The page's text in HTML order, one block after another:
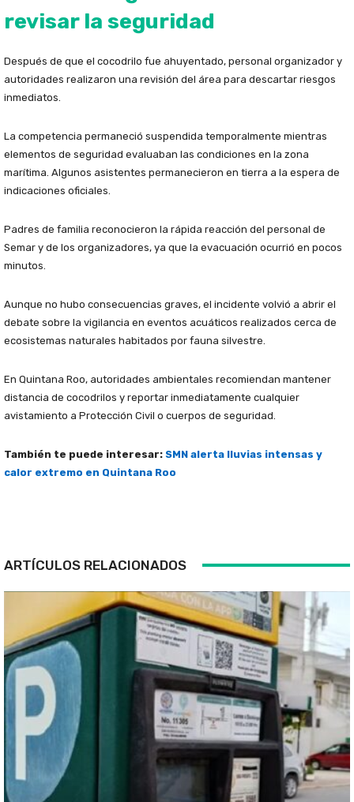
revisar la seguridad
Después de que el cocodrilo fue ahuyentado, personal organizador y
autoridades realizaron una revisión del área para descartar riesgos
inmediatos.
La competencia permaneció suspendida temporalmente mientras
elementos de seguridad evaluaban las condiciones en la zona
marítima. Algunos asistentes permanecieron en tierra a la espera de
indicaciones oficiales.
Padres de familia reconocieron la rápida reacción del personal de
Semar y de los organizadores, ya que la evacuación ocurrió en pocos
minutos.
Aunque no hubo consecuencias graves, el incidente volvió a abrir el
debate sobre la vigilancia en eventos acuáticos realizados cerca de
ecosistemas naturales habitados por fauna silvestre.
En Quintana Roo, autoridades ambientales recomiendan mantener
distancia de cocodrilos y reportar inmediatamente cualquier
avistamiento a Protección Civil o cuerpos de seguridad.
También te puede interesar: SMN alerta lluvias intensas y
calor extremo en Quintana Roo
ARTÍCULOS RELACIONADOS